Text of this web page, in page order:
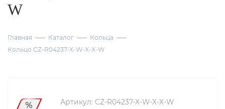
W
Главная Каталог
Кольца
Кольцо CZ-R04237-X-W-X-X-W
Артикул: CZ-R04237-X-W-X-X-W